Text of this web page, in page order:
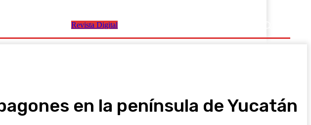
Política Salud Y Bienestar
Revista Digital
en la península de Yucatán